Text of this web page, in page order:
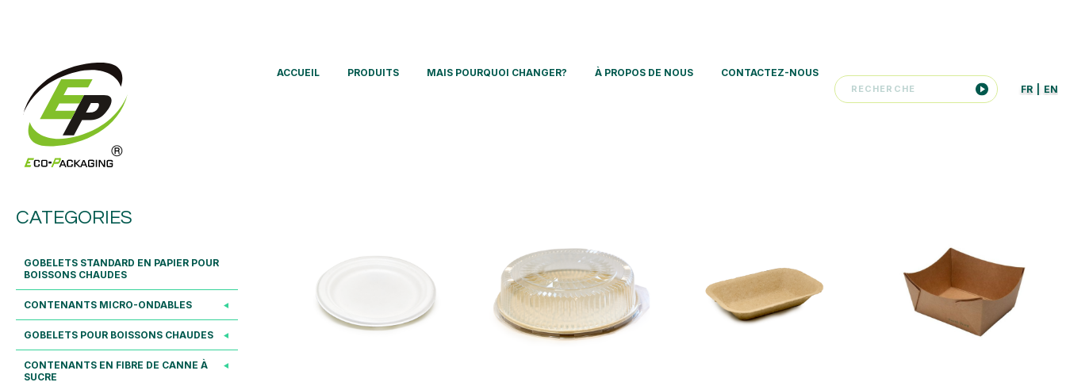
ACCUEIL PRODUITS MAIS POURQUOI CHANGER? À PROPOS DE NOUS
CONTACTEZ-NOUS
FR
EN
CATEGORIES
GOBELETS STANDARD EN PAPIER POUR
BOISSONS CHAUDES
CONTENANTS MICRO-ONDABLES
GOBELETS POUR BOISSONS CHAUDES
CONTENANTS EN FIBRE DE CANNE À
SUCRE